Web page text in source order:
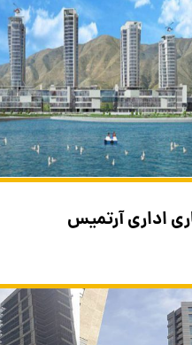
اداری آرتمیس